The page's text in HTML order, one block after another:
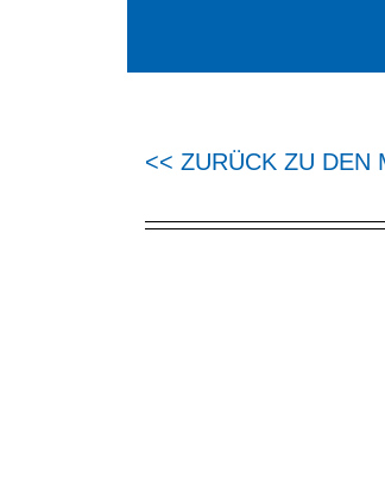
<< ZURÜCK ZU DEN